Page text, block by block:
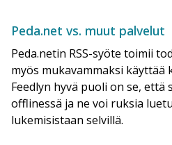
Peda.net vs. muut palvelut
Peda.netin RSS-syöte toimii
myös mukavammaksi käyttää
Feedlyn hyvä puoli on se,
offlinessä ja ne voi ruksia
lukemisistaan selvillä.